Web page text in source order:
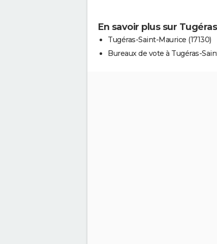
En savoir plus sur
Tugéras-Saint-Maurice (17130)
Bureaux de vote à Tugéras-